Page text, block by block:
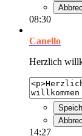
08:30
Canello
Herzlich
14:27